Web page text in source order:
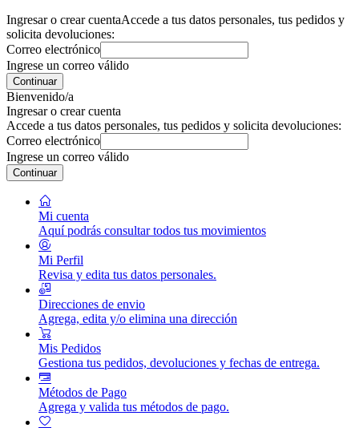
Ingresar o crear cuentaAccede a tus datos personales, tus pedidos y
solicita devoluciones:
Correo electrónico
Ingrese un correo válido
Continuar
Bienvenido/a
Ingresar o crear cuenta
Accede a tus datos personales, tus pedidos y solicita devoluciones:
Correo electrónico
Ingrese un correo válido
Continuar
Mi cuenta
Aquí podrás consultar todos tus movimientos
Mi Perfil
Revisa y edita tus datos personales.
Direcciones de envio
Agrega, edita y/o elimina una dirección
Mis Pedidos
Gestiona tus pedidos, devoluciones y fechas de entrega.
Métodos de Pago
Agrega y valida tus métodos de pago.